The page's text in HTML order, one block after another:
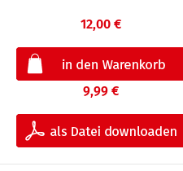
12,00 €
9,99 €